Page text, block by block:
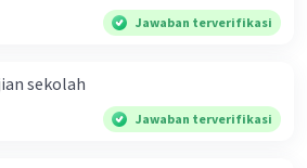
Jawaban terverifikasi
sekolah
Jawaban terverifikasi